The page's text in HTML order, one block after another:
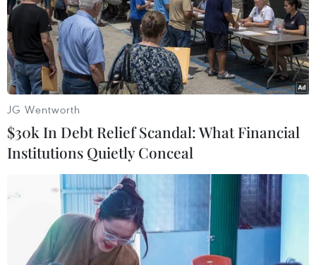
Pháp, Thụy Sĩ chuyển cho Iran thông điệp
JG Wentworth
$30k In Debt Relief Scandal: What Financial
Institutions Quietly Conceal